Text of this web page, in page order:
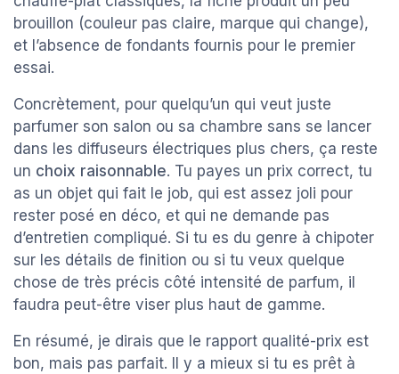
brouillon (couleur pas claire, marque qui change),
et l’absence de fondants fournis pour le premier
essai.
Concrètement, pour quelqu’un qui veut juste
parfumer son salon ou sa chambre sans se lancer
dans les diffuseurs électriques plus chers, ça reste
un choix raisonnable. Tu payes un prix correct, tu
as un objet qui fait le job, qui est assez joli pour
rester posé en déco, et qui ne demande pas
d’entretien compliqué. Si tu es du genre à chipoter
sur les détails de finition ou si tu veux quelque
chose de très précis côté intensité de parfum, il
faudra peut-être viser plus haut de gamme.
En résumé, je dirais que le rapport qualité-prix est
bon, mais pas parfait. Il y a mieux si tu es prêt à